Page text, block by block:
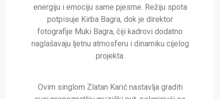
energiju i emociju same pjesme. Režiju spota
potpisuje Kirba Bagra, dok je direktor
fotografije Muki Bagra, čiji kadrovi dodatno
naglašavaju ljetnu atmosferu i dinamiku cijelog
projekta.
Ovim singlom Zlatan Karić nastavlja graditi